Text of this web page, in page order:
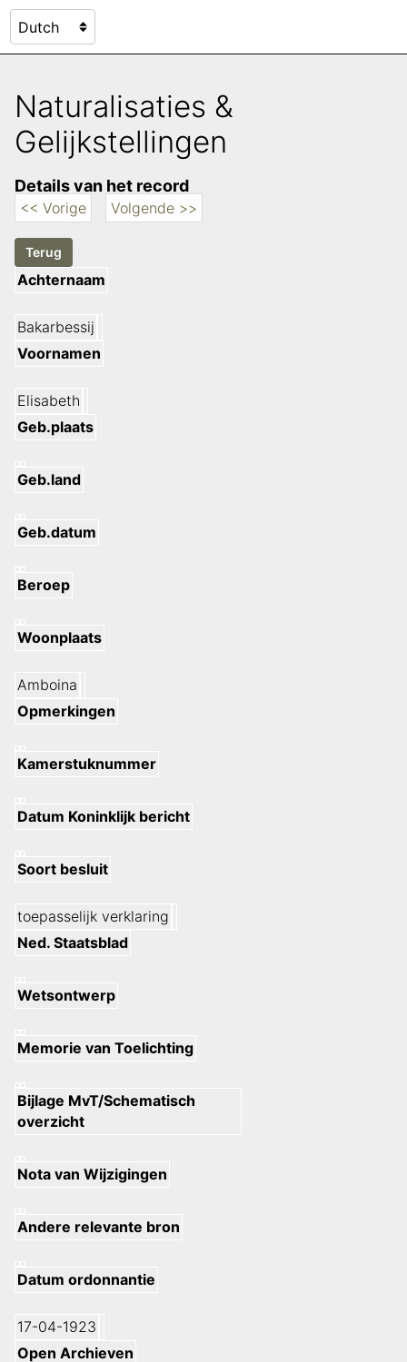
Naturalisaties &
Gelijkstellingen
Details van het record
<< Vorige Volgende >>
Achternaam
Bakarbessij
Voornamen
Elisabeth
Geb.plaats
Geb.land
Geb.datum
Beroep
Woonplaats
Amboina
Opmerkingen
Kamerstuknummer
Datum Koninklijk bericht
Soort besluit
toepasselijk verklaring
Ned. Staatsblad
Wetsontwerp
Memorie van Toelichting
Bijlage MvT/Schematisch
overzicht
Nota van Wijzigingen
Andere relevante bron
Datum ordonnantie
17-04-1923
Open Archieven